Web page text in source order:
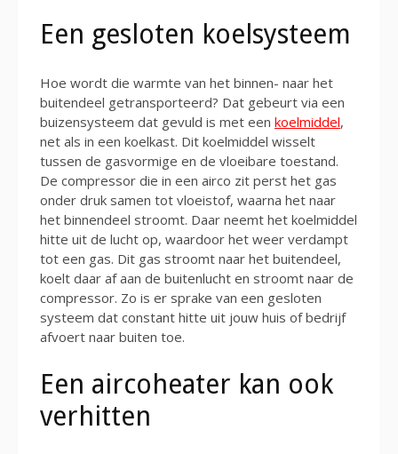
Een gesloten koelsysteem
Hoe wordt die warmte van het binnen- naar het
buitendeel getransporteerd? Dat gebeurt via een
buizensysteem dat gevuld is met een koelmiddel,
net als in een koelkast. Dit koelmiddel wisselt
tussen de gasvormige en de vloeibare toestand.
De compressor die in een airco zit perst het gas
onder druk samen tot vloeistof, waarna het naar
het binnendeel stroomt. Daar neemt het koelmiddel
hitte uit de lucht op, waardoor het weer verdampt
tot een gas. Dit gas stroomt naar het buitendeel,
koelt daar af aan de buitenlucht en stroomt naar de
compressor. Zo is er sprake van een gesloten
systeem dat constant hitte uit jouw huis of bedrijf
afvoert naar buiten toe.
Een aircoheater kan ook
verhitten